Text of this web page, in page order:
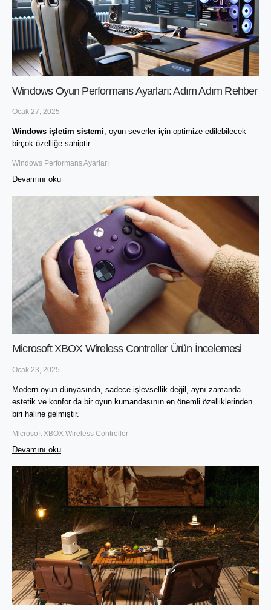
Windows Oyun Performans Ayarları: Adım Adım Rehber
Ocak 27, 2025
Windows işletim sistemi, oyun severler için optimize edilebilecek
birçok özelliğe sahiptir.
Windows Performans Ayarları
Devamını oku
Microsoft XBOX Wireless Controller Ürün İncelemesi
Ocak 23, 2025
Modern oyun dünyasında, sadece işlevsellik değil, aynı zamanda
estetik ve konfor da bir oyun kumandasının en önemli özelliklerinden
biri haline gelmiştir.
Microsoft XBOX Wireless Controller
Devamını oku